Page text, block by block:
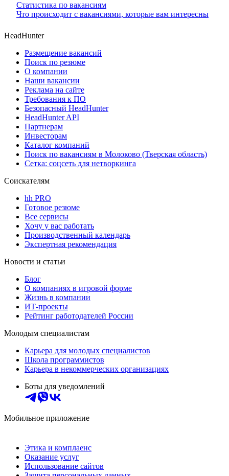
Статистика по вакансиям
Что происходит с вакансиями, которые вам интересны
HeadHunter
Размещение вакансий
Поиск по резюме
О компании
Наши вакансии
Реклама на сайте
Требования к ПО
Безопасный HeadHunter
HeadHunter API
Партнерам
Инвесторам
Каталог компаний
Поиск по вакансиям в Молоково (Тверская область)
Сетка: соцсеть для нетворкинга
Соискателям
hh PRO
Готовое резюме
Все сервисы
Хочу у вас работать
Производственный календарь
Экспертная рекомендация
Новости и статьи
Блог
О компаниях в игровой форме
Жизнь в компании
ИТ-проекты
Рейтинг работодателей России
Молодым специалистам
Карьера для молодых специалистов
Школа программистов
Карьера в некоммерческих организациях
Боты для уведомлений
Мобильное приложение
Этика и комплаенс
Оказание услуг
Использование сайтов